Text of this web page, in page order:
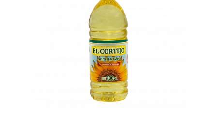
Retirando en Roca Negra
Sugerencias y consultas